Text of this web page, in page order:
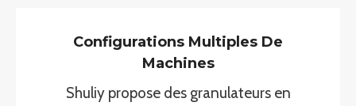
Configurations Multiples De
Machines
Shuliy propose des granulateurs en